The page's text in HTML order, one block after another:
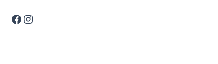
FacebookInstagram